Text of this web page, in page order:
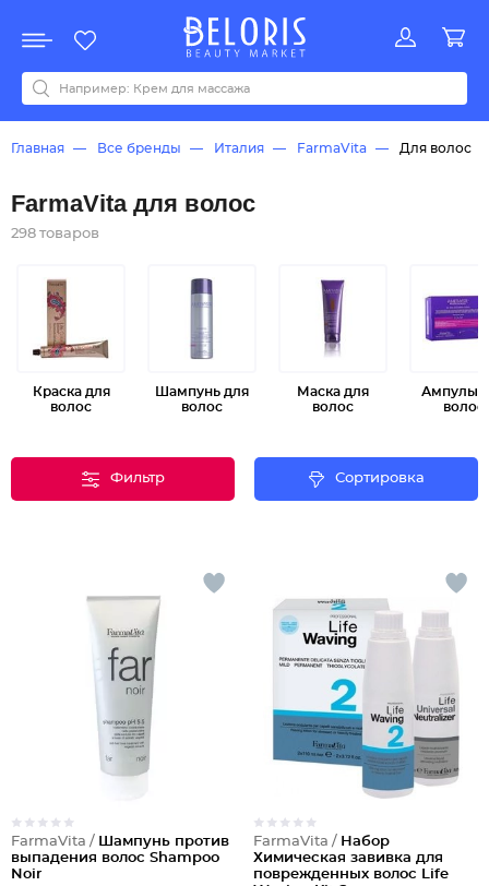
Акции
Все бренды
0-9ABCDEFGHIJKLMNOPQRSTUVWYZАБВДЗИМОКЛНПРСТУФ
Главная Все бренды Италия FarmaVita Для волос
FarmaVita для волос
298 товаров
Краска для
волос
Шампунь для
волос
Маска для
волос
Ампулы
волос
Фильтр Сортировка
FarmaVita / Шампунь против
выпадения волос Shampoo
Noir
FarmaVita / Набор
Химическая завивка для
поврежденных волос Life